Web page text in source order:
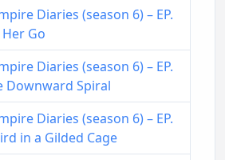
Diaries (season 6) – EP.
Go
Diaries (season 6) – EP.
Downward Spiral
Diaries (season 6) – EP.
in a Gilded Cage